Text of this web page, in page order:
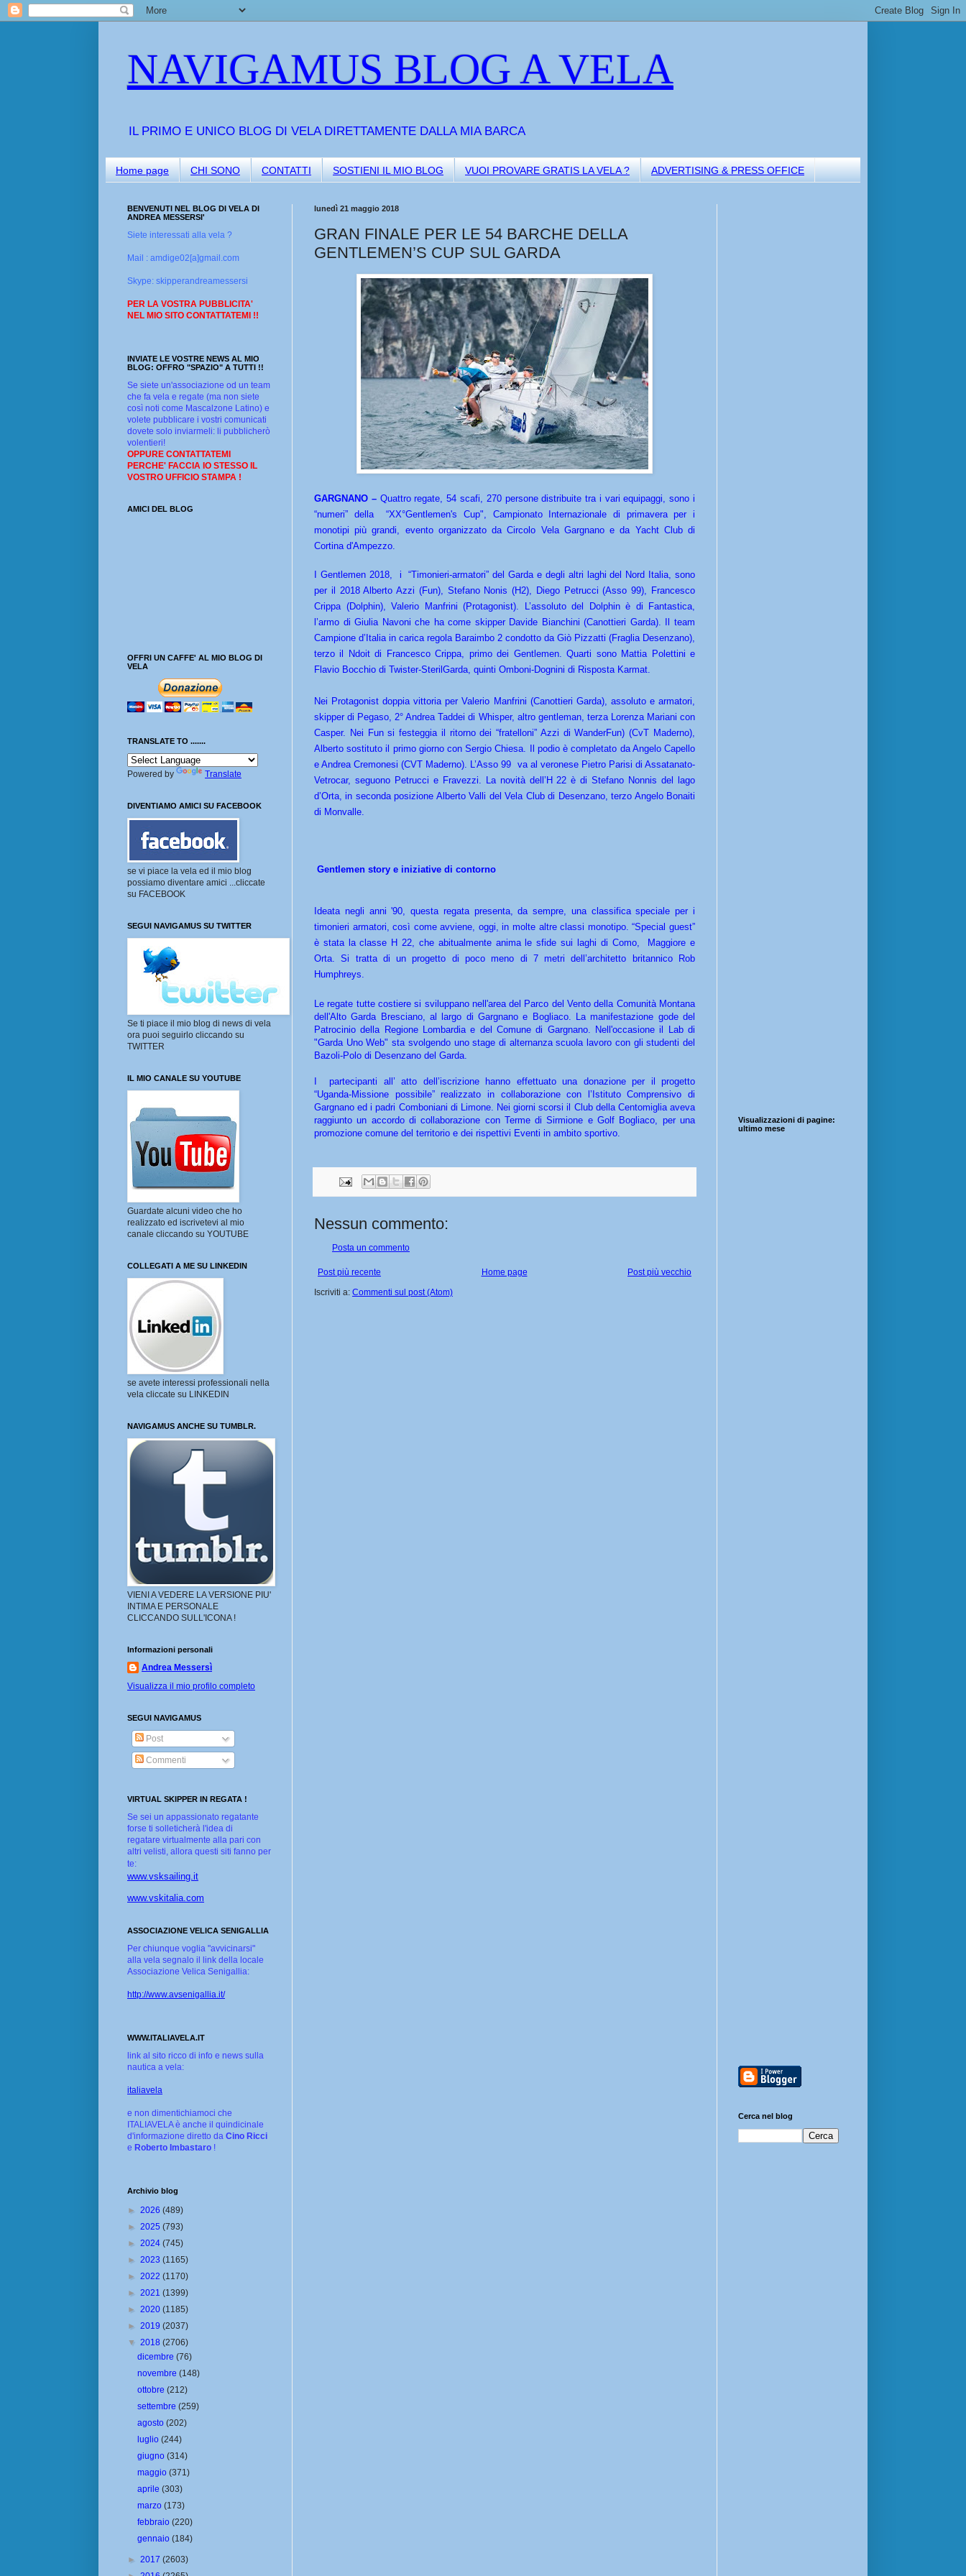
NAVIGAMUS BLOG A VELA
IL PRIMO E UNICO BLOG DI VELA DIRETTAMENTE DALLA MIA BARCA
Home page CHI SONO CONTATTI SOSTIENI IL MIO BLOG VUOI PROVARE GRATIS LA VELA ? ADVERTISING & PRESS OFFICE
lunedì 21 maggio 2018
GRAN FINALE PER LE 54 BARCHE DELLA
GENTLEMEN’S CUP SUL GARDA
GARGNANO – Quattro regate, 54 scafi, 270 persone distribuite tra i vari equipaggi, sono i
“numeri” della
“XX°Gentlemen's Cup", Campionato Internazionale di primavera per i
monotipi più grandi, evento organizzato da Circolo Vela Gargnano e da Yacht Club di
Cortina d'Ampezzo.
I Gentlemen 2018, i “Timonieri-armatori” del Garda e degli altri laghi del Nord Italia, sono
per il 2018 Alberto Azzi (Fun), Stefano Nonis (H2), Diego Petrucci (Asso 99), Francesco
Crippa (Dolphin), Valerio Manfrini (Protagonist). L’assoluto del Dolphin è di Fantastica,
l’armo di Giulia Navoni che ha come skipper Davide Bianchini (Canottieri Garda). Il team
Campione d’Italia in carica regola Baraimbo 2 condotto da Giò Pizzatti (Fraglia Desenzano),
terzo il Ndoit di Francesco Crippa, primo dei Gentlemen. Quarti sono Mattia Polettini e
Flavio Bocchio di Twister-SterilGarda, quinti Omboni-Dognini di Risposta Karmat.
Nei Protagonist doppia vittoria per Valerio Manfrini (Canottieri Garda), assoluto e armatori,
skipper di Pegaso, 2° Andrea Taddei di Whisper, altro gentleman, terza Lorenza Mariani con
Casper. Nei Fun si festeggia il ritorno dei “fratelloni” Azzi di WanderFun) (CvT Maderno),
Alberto sostituto il primo giorno con Sergio Chiesa. Il podio è completato da Angelo Capello
e Andrea Cremonesi (CVT Maderno). L’Asso 99 va al veronese Pietro Parisi di Assatanato-
Vetrocar, seguono Petrucci e Fravezzi. La novità dell’H 22 è di Stefano Nonnis del lago
d’Orta, in seconda posizione Alberto Valli del Vela Club di Desenzano, terzo Angelo Bonaiti
di Monvalle.
Gentlemen story e iniziative di contorno
Ideata negli anni '90, questa regata presenta, da sempre, una classifica speciale per i
timonieri armatori, così come avviene, oggi, in molte altre classi monotipo. “Special guest”
è stata la classe H 22, che abitualmente anima le sfide sui laghi di Como, Maggiore e
Orta. Si tratta di un progetto di poco meno di 7 metridell’architetto britannico Rob
Humphreys.
Le regate tutte costiere si sviluppano nell'area del Parco del Vento della Comunità Montana
dell'Alto Garda Bresciano, al largo di Gargnano e Bogliaco. La manifestazione gode del
Patrocinio della Regione Lombardia e del Comune di Gargnano. Nell'occasione il Lab di
"Garda Uno Web" sta svolgendo uno stage di alternanza scuola lavoro con gli studenti del
Bazoli-Polo di Desenzano del Garda.
I partecipanti all’ atto dell’iscrizione hanno effettuato una donazione per il progetto
“Uganda-Missione possibile” realizzato in collaborazione con l’Istituto Comprensivo di
Gargnano ed i padri Comboniani di Limone. Nei giorni scorsi il Club della Centomiglia aveva
raggiunto un accordo di collaborazione con Terme di Sirmione e Golf Bogliaco, per una
promozione comune del territorio e dei rispettivi Eventi in ambito sportivo.
Nessun commento:
Posta un commento
Post più recente Post più vecchio
Home page
Iscriviti a: Commenti sul post (Atom)
BENVENUTI NEL BLOG DI VELA DI
ANDREA MESSERSI'
Siete interessati alla vela ?
Mail : amdige02[a]gmail.com
Skype: skipperandreamessersi
PER LA VOSTRA PUBBLICITA'
NEL MIO SITO CONTATTATEMI !!
INVIATE LE VOSTRE NEWS AL MIO
BLOG: OFFRO "SPAZIO" A TUTTI !!
Se siete un'associazione od un team
che fa vela e regate (ma non siete
così noti come Mascalzone Latino) e
volete pubblicare i vostri comunicati
dovete solo inviarmeli: li pubblicherò
volentieri!
OPPURE CONTATTATEMI
PERCHE' FACCIA IO STESSO IL
VOSTRO UFFICIO STAMPA !
AMICI DEL BLOG
OFFRI UN CAFFE' AL MIO BLOG DI
VELA
TRANSLATE TO .......
Powered by Translate
DIVENTIAMO AMICI SU FACEBOOK
se vi piace la vela ed il mio blog
possiamo diventare amici ...cliccate
su FACEBOOK
SEGUI NAVIGAMUS SU TWITTER
Se ti piace il mio blog di news di vela
ora puoi seguirlo cliccando su
TWITTER
IL MIO CANALE SU YOUTUBE
Guardate alcuni video che ho
realizzato ed iscrivetevi al mio
canale cliccando su YOUTUBE
COLLEGATI A ME SU LINKEDIN
se avete interessi professionali nella
vela cliccate su LINKEDIN
NAVIGAMUS ANCHE SU TUMBLR.
VIENI A VEDERE LA VERSIONE PIU'
INTIMA E PERSONALE
CLICCANDO SULL'ICONA !
Informazioni personali
Andrea Messersì
Visualizza il mio profilo completo
SEGUI NAVIGAMUS
Post
Commenti
VIRTUAL SKIPPER IN REGATA !
Se sei un appassionato regatante
forse ti solleticherà l'idea di
regatare virtualmente alla pari con
altri velisti, allora questi siti fanno per
te:
www.vsksailing.it
www.vskitalia.com
ASSOCIAZIONE VELICA SENIGALLIA
Per chiunque voglia "avvicinarsi"
alla vela segnalo il link della locale
Associazione Velica Senigallia:
http://www.avsenigallia.it/
WWW.ITALIAVELA.IT
link al sito ricco di info e news sulla
nautica a vela:
italiavela
e non dimentichiamoci che
ITALIAVELA è anche il quindicinale
d'informazione diretto da Cino Ricci
e Roberto Imbastaro !
Archivio blog
► 2026 (489)
► 2025 (793)
► 2024 (745)
► 2023 (1165)
► 2022 (1170)
► 2021 (1399)
► 2020 (1185)
► 2019 (2037)
▼ 2018 (2706)
dicembre(76)
novembre(148)
ottobre(212)
settembre(259)
agosto(202)
luglio(244)
giugno(314)
maggio(371)
aprile(303)
marzo(173)
febbraio(220)
gennaio(184)
► 2017 (2603)
Visualizzazioni di pagine:
ultimo mese
Cerca nel blog